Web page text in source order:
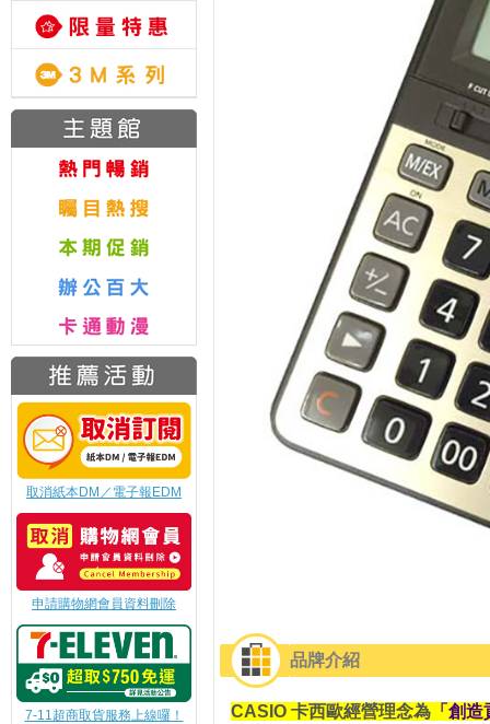
取消紙本DM／電子報EDM
申請購物網會員資料刪除
7-11超商取貨服務上線囉！
品牌介紹
CASIO 卡西歐經營理念為 「創